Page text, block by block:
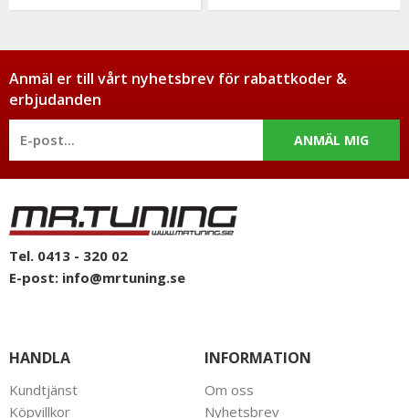
Anmäl er till vårt nyhetsbrev för rabattkoder &
erbjudanden
ANMÄL MIG
Tel. 0413 - 320 02
E-post: info@mrtuning.se
HANDLA
Kundtjänst
Köpvillkor
INFORMATION
Om oss
Nyhetsbrev